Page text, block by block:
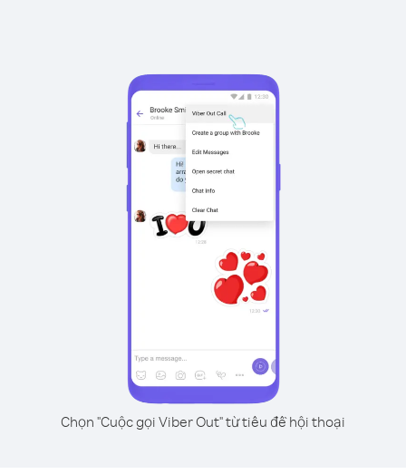
Chọn "Cuộc gọi Viber Out" từ tiêu đề hội thoại